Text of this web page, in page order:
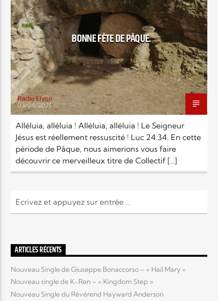
TITRE
ARTISTE
Radio Elyon
Elyon Rhema
Elyon Hits
Elyon Live
Elyon Kids
BONNE FÊTE DE PÂQUE.
Radio Elyon
03/04/2021
Alléluia, alléluia ! Alléluia, alléluia ! Le Seigneur
Jésus est réellement ressuscité ! Luc 24.34. En cette
période de Pâque, nous aimerions vous faire
découvrir ce merveilleux titre de Collectif […]
ARTICLES RÉCENTS
Nouveau Single de Giuseppe Bonaccorso – « Hail Mary »
Nouveau single de K-Ren – « Kingdom Step »
Nouveau Single du Révérend Hayward Anderson